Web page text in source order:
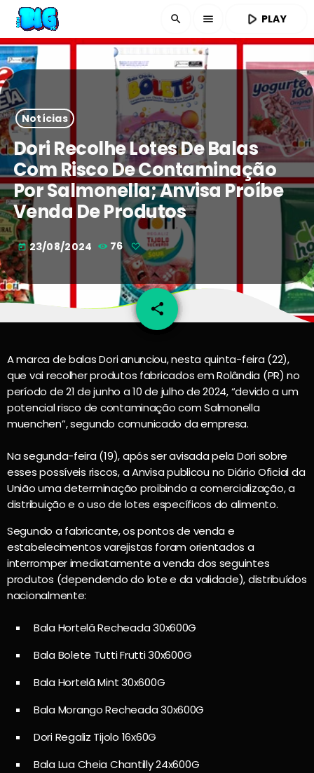
search menu play_arrow PLAY
Notícias
Dori Recolhe Lotes De Balas
Com Risco De Contaminação
Por Salmonella; Anvisa Proíbe
Venda De Produtos
today 23/08/2024 76
share
email
A marca de balas Dori anunciou, nesta quinta-feira (22),
que vai recolher produtos fabricados em Rolândia (PR) no
período de 21 de junho a 10 de julho de 2024, “devido a um
potencial risco de contaminação com Salmonella
muenchen”, segundo comunicado da empresa.
Na segunda-feira (19), após ser avisada pela Dori sobre
esses possíveis riscos, a Anvisa publicou no Diário Oficial da
União uma determinação proibindo a comercialização, a
distribuição e o uso de lotes específicos do alimento.
Segundo a fabricante, os pontos de venda e
estabelecimentos varejistas foram orientados a
interromper imediatamente a venda dos seguintes
produtos (dependendo do lote e da validade), distribuídos
nacionalmente:
Bala Hortelã Recheada 30x600G
Bala Bolete Tutti Frutti 30x600G
Bala Hortelã Mint 30x600G
Bala Morango Recheada 30x600G
Dori Regaliz Tijolo 16x60G
Bala Lua Cheia Chantilly 24x600G